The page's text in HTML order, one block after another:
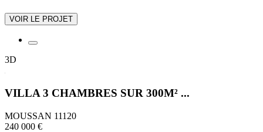
VOIR LE PROJET
3D
VILLA 3 CHAMBRES SUR 300M² ...
MOUSSAN 11120
240 000 €